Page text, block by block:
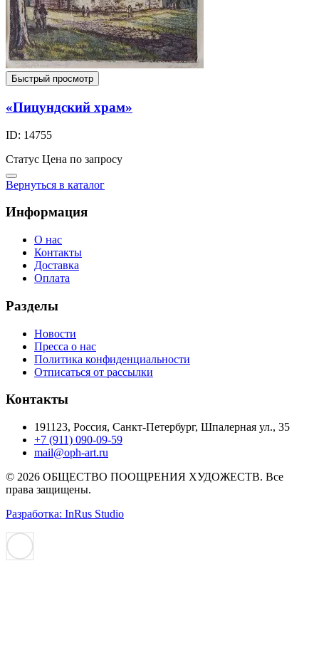
Быстрый просмотр
«Пицундский храм»
ID: 14755
Статус Цена по запросу
Вернуться в каталог
Информация
О нас
Контакты
Доставка
Оплата
Разделы
Новости
Пресса о нас
Политика конфиденциальности
Отписаться от рассылки
Контакты
191123, Россия, Санкт-Петербург, Шпалерная ул., 35
+7 (911) 090-09-59
mail@oph-art.ru
© 2026 ОБЩЕСТВО ПООЩРЕНИЯ ХУДОЖЕСТВ. Все
права защищены.
Разработка: InRus Studio